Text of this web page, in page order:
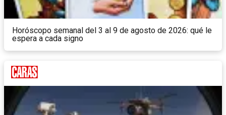
Horóscopo semanal del 3 al 9 de agosto de 2026: qué le
espera a cada signo